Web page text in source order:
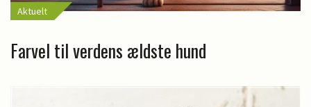
Aktuelt
Farvel til verdens ældste hund